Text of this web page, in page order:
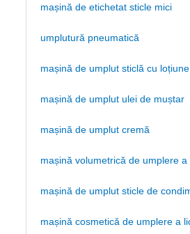
mașină de etichetat sticle mici
umplutură pneumatică
mașină de umplut sticlă cu loțiune
mașină de umplut ulei de muștar
mașină de umplut cremă
mașină volumetrică de umplere a
mașină de umplut sticle de
mașină cosmetică de umplere a